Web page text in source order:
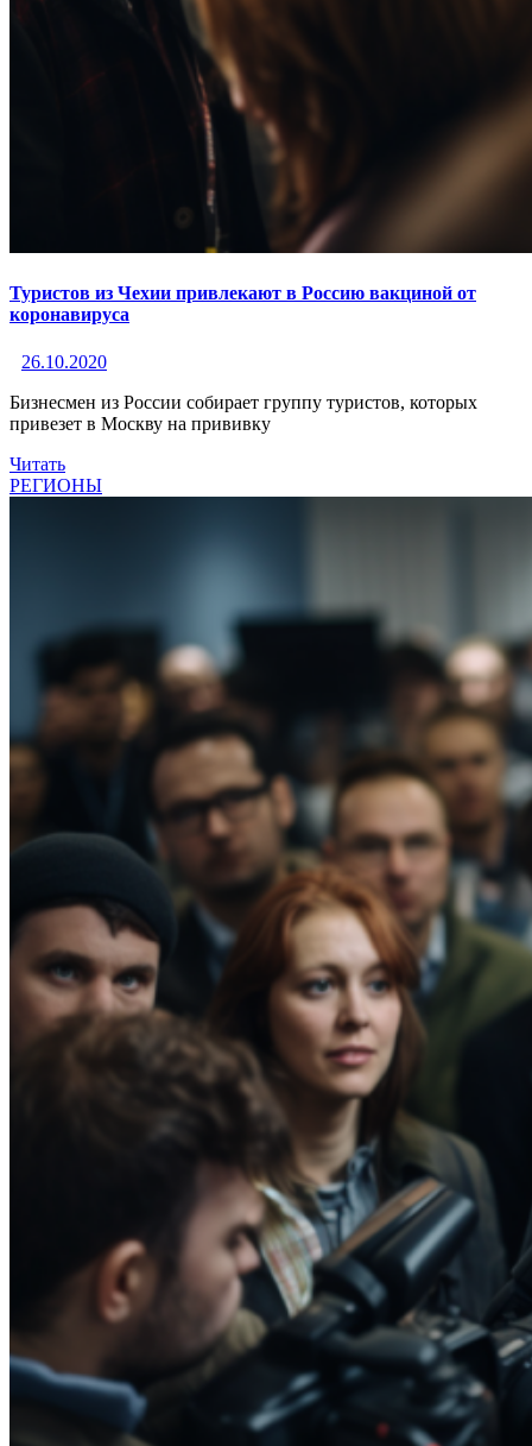
Туристов из Чехии привлекают в Россию вакциной от
коронавируса
26.10.2020
Бизнесмен из России собирает группу туристов, которых
привезет в Москву на прививку
Читать
РЕГИОНЫ